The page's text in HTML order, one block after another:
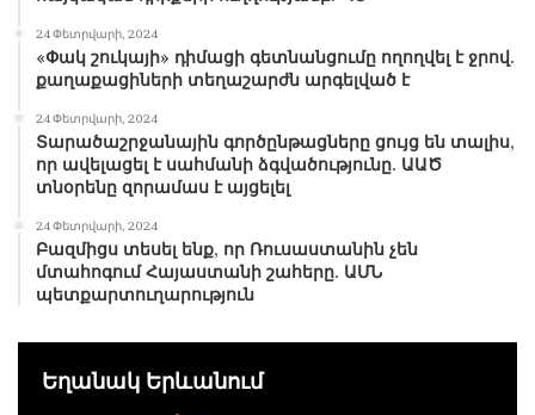
Մարգարյան Էդգար Հրաչյայի, ծնվ. 2000թ.
Գրիգորյան Միշա Մելիքի, ծնվ. 2001թ.
Ղուլյան Դավիթ Հենզելի, ծնվ. 2002թ.
Ղազարյան Հարություն Ահարոնի, ծնվ. 2001թ.
Մկրտչյան Արման Կարենի, ծնվ. 2001թ.
Գալստյան Ռուստամ Գագիկի, ծնվ. 2001թ.
Գալեյան Մխիթար Գարիկի, ծնվ. 2000թ.
24 Փետրվարի, 2024
«Փակ շուկայի» դիմացի գետնանցումը ողողվել է ջրով.
քաղաքացիների տեղաշարժն արգելված է
24 Փետրվարի, 2024
Տարածաշրջանային գործընթացները ցույց են տալիս,
որ ավելացել է սահմանի ձգվածությունը. ԱԱԾ
տնօրենը զորամաս է այցելել
24 Փետրվարի, 2024
Բազմիցս տեսել ենք, որ Ռուսաստանին չեն
մտահոգում Հայաստանի շահերը. ԱՄՆ
պետքարտուղարություն
Եղանակ Երևանում